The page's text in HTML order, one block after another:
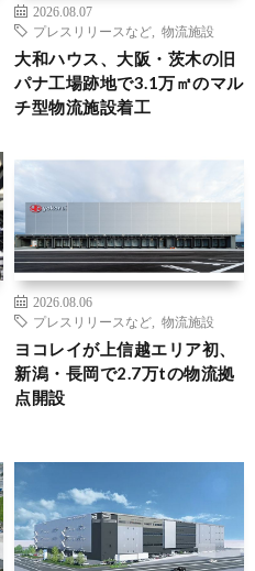
2026.08.07
プレスリリースなど
物流施設
大和ハウス、大阪・茨木の旧
パナ工場跡地で3.1万㎡のマル
チ型物流施設着工
2026.08.06
プレスリリースなど
物流施設
ヨコレイが上信越エリア初、
新潟・長岡で2.7万tの物流拠
点開設